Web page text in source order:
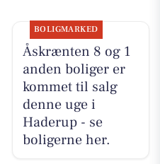
BOLIGMARKED
Åskrænten 8 og 1
anden boliger er
kommet til salg
denne uge i
Haderup - se
boligerne her.